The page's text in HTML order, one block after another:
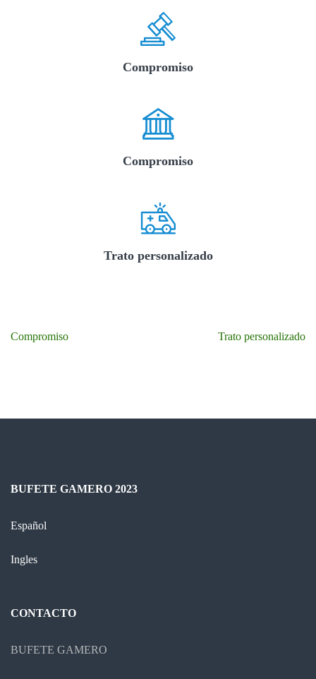
Compromiso
Compromiso
Trato personalizado
Navegación
Compromiso Trato personalizado
BUFETE GAMERO 2023
Español
Ingles
CONTACTO
BUFETE GAMERO